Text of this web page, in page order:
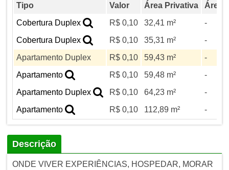
Tipo Valor Área Privativa
Área
Cobertura Duplex
R$ 0,10 32,41 m²
-
Cobertura Duplex
R$ 0,10 35,31 m²
-
Apartamento Duplex
R$ 0,10 59,43 m²
-
Apartamento
R$ 0,10 59,48 m²
-
Apartamento Duplex
R$ 0,10 64,23 m²
-
Apartamento
R$ 0,10 112,89 m² -
Descrição
ONDE VIVER EXPERIÊNCIAS, HOSPEDAR, MORAR